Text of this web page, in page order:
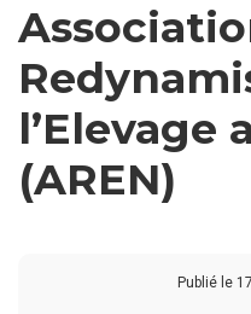
l’Elevage
(AREN)
Publié le